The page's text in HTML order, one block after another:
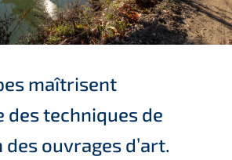
maîtrisent
des techniques de
ouvrages d’art.